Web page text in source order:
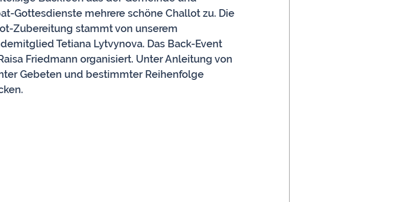
Gottesdienste mehrere schöne Challot zu. Die
Zubereitung stammt von unserem
Tetiana Lytvynova. Das Back-Event
Friedmann organisiert. Unter Anleitung von
Gebeten und bestimmter Reihenfolge